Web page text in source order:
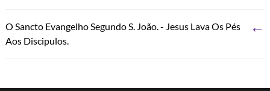
O Sancto Evangelho Segundo S. João. - Jesus Lava Os Pés
Aos Discipulos.
←